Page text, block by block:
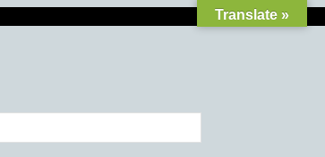
Translate »